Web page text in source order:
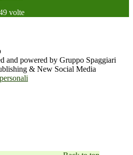
volte
and powered by Gruppo Spaggiari
& New Social Media